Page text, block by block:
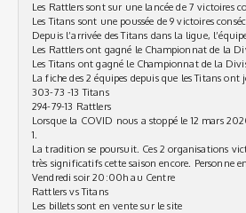
Les Rattlers sont sur une lancée de 7 victoires
Les Titans sont une poussée de 9 victoires
Depuis l’arrivée des Titans dans la ligue,
Les Rattlers ont gagné le Championnat de la
Les Titans ont gagné le Championnat de la
La fiche des 2 équipes depuis que les Titans
303-73 -13 Titans
294-79-13 Rattlers
Lorsque la COVID nous a stoppé le 12 mars
1.
La tradition se poursuit. Ces 2 organisations
très significatifs cette saison encore. Personne
Vendredi soir 20:00h au Centre
Rattlers vs Titans
Les billets sont en vente sur le site